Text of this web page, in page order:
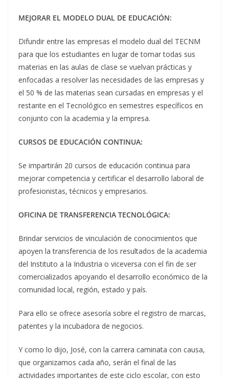
MEJORAR EL MODELO DUAL DE EDUCACIÓN:
Difundir entre las empresas el modelo dual del TECNM
para que los estudiantes en lugar de tomar todas sus
materias en las aulas de clase se vuelvan prácticas y
enfocadas a resolver las necesidades de las empresas y
el 50 % de las materias sean cursadas en empresas y el
restante en el Tecnológico en semestres específicos en
conjunto con la academia y la empresa.
CURSOS DE EDUCACIÓN CONTINUA:
Se impartirán 20 cursos de educación continua para
mejorar competencia y certificar el desarrollo laboral de
profesionistas, técnicos y empresarios.
OFICINA DE TRANSFERENCIA TECNOLÓGICA:
Brindar servicios de vinculación de conocimientos que
apoyen la transferencia de los resultados de la academia
del Instituto a la Industria o viceversa con el fin de ser
comercializados apoyando el desarrollo económico de la
comunidad local, región, estado y país.
Para ello se ofrece asesoría sobre el registro de marcas,
patentes y la incubadora de negocios.
Y como lo dijo, José, con la carrera caminata con causa,
que organizamos cada año, serán el final de las
actividades importantes de este ciclo escolar, con esto